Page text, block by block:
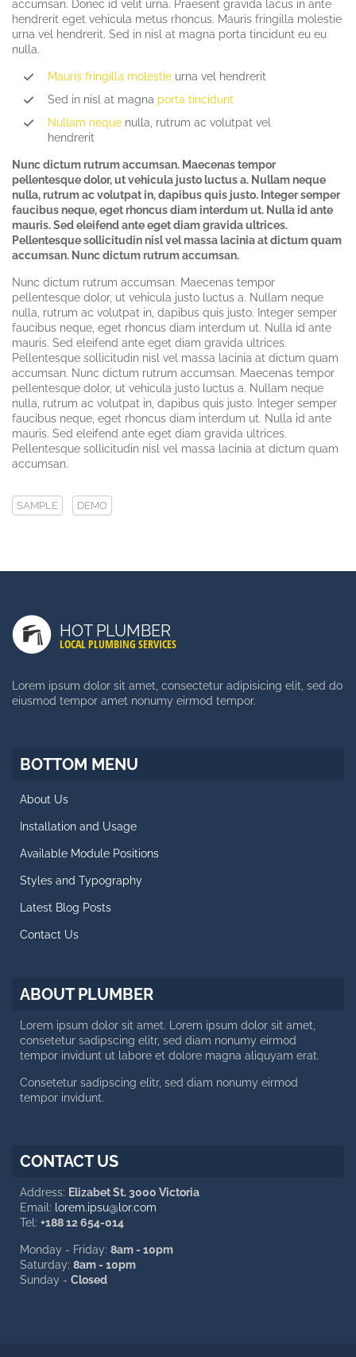
accumsan. Donec id velit urna. Praesent gravida lacus in ante
hendrerit eget vehicula metus rhoncus. Mauris fringilla molestie
urna vel hendrerit. Sed in nisl at magna porta tincidunt eu eu
nulla.
Mauris fringilla molestie urna vel hendrerit
Sed in nisl at magna porta tincidunt
Nullam neque nulla, rutrum ac volutpat vel
hendrerit
Nunc dictum rutrum accumsan. Maecenas tempor
pellentesque dolor, ut vehicula justo luctus a. Nullam neque
nulla, rutrum ac volutpat in, dapibus quis justo. Integer semper
faucibus neque, eget rhoncus diam interdum ut. Nulla id ante
mauris. Sed eleifend ante eget diam gravida ultrices.
Pellentesque sollicitudin nisl vel massa lacinia at dictum quam
accumsan. Nunc dictum rutrum accumsan.
Nunc dictum rutrum accumsan. Maecenas tempor
pellentesque dolor, ut vehicula justo luctus a. Nullam neque
nulla, rutrum ac volutpat in, dapibus quis justo. Integer semper
faucibus neque, eget rhoncus diam interdum ut. Nulla id ante
mauris. Sed eleifend ante eget diam gravida ultrices.
Pellentesque sollicitudin nisl vel massa lacinia at dictum quam
accumsan. Nunc dictum rutrum accumsan. Maecenas tempor
pellentesque dolor, ut vehicula justo luctus a. Nullam neque
nulla, rutrum ac volutpat in, dapibus quis justo. Integer semper
faucibus neque, eget rhoncus diam interdum ut. Nulla id ante
mauris. Sed eleifend ante eget diam gravida ultrices.
Pellentesque sollicitudin nisl vel massa lacinia at dictum quam
accumsan.
SAMPLE DEMO
Duis Autem Vel Eum Iriure
Nam Liber Tempor Cum Soluta
Retina Ready Carousel
Blog Posts
CALL US NOW
Working day: 10 AM - 6 PM
HOT PLUMBER
LOCAL PLUMBING SERVICES
Lorem ipsum dolor sit amet, consectetur adipisicing elit, sed do
eiusmod tempor amet nonumy eirmod tempor.
BOTTOM MENU
About Us
Installation and Usage
Available Module Positions
Styles and Typography
Latest Blog Posts
Contact Us
ABOUT PLUMBER
Lorem ipsum dolor sit amet. Lorem ipsum dolor sit amet,
consetetur sadipscing elitr, sed diam nonumy eirmod
tempor invidunt ut labore et dolore magna aliquyam erat.
Consetetur sadipscing elitr, sed diam nonumy eirmod
tempor invidunt.
CONTACT US
Address: Elizabet St. 3000 Victoria
Email: lorem.ipsu@lor.com
Tel: +188 12 654-014
Monday - Friday: 8am - 10pm
Saturday: 8am - 10pm
Sunday - Closed